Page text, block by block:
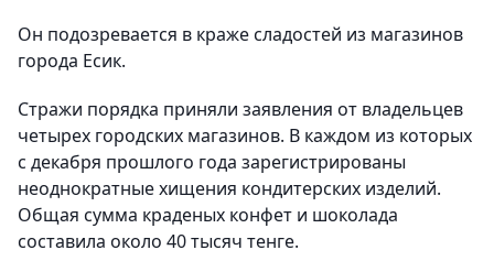
Он подозревается в краже сладостей из магазинов
города Есик.
Стражи порядка приняли заявления от владельцев
четырех городских магазинов. В каждом из которых
с декабря прошлого года зарегистрированы
неоднократные хищения кондитерских изделий.
Общая сумма краденых конфет и шоколада
составила около 40 тысяч тенге.